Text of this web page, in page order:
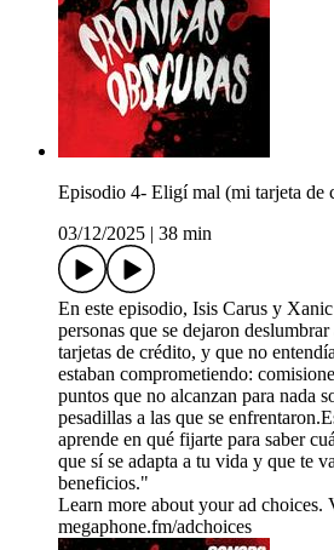
Episodio 4- Eligí mal (mi tarjeta de
03/12/2025
38 min
En este episodio, Isis Carus y
personas que se dejaron
tarjetas de crédito, y que no
estaban comprometiendo:
puntos que no alcanzan para nada
pesadillas a las que se
aprende en qué fijarte para saber
que sí se adapta a tu vida y que te
beneficios."
Learn more about your ad choices.
megaphone.fm/adchoices